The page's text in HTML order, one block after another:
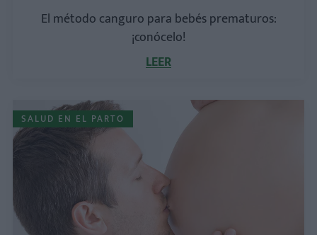
El método canguro para bebés prematuros:
¡conócelo!
LEER
SALUD EN EL PARTO